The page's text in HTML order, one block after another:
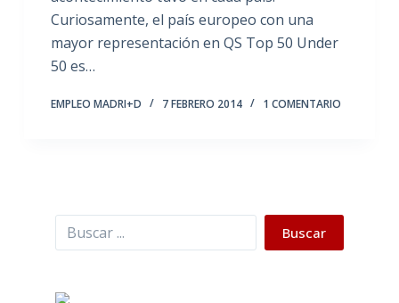
Curiosamente, el país europeo con una
mayor representación en QS Top 50 Under
50 es…
EMPLEO MADRI+D 7 FEBRERO 2014 1 COMENTARIO
Buscar Buscar